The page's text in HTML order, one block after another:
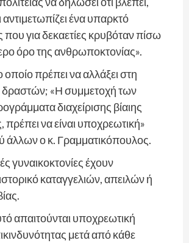
αντιμετωπίζει ένα υπαρκτό
που για δεκαετίες κρυβόταν πίσω
όρο της ανθρωποκτονίας».
οποίο πρέπει να αλλάξει στη
δραστών; «Η συμμετοχή των
διαχείρισης βίαιης
να είναι υποχρεωτική»
άλλων ο κ. Γραμματικόπουλος.
γυναικοκτονίες έχουν
καταγγελιών, απειλών ή
απαιτούνται υποχρεωτική
μετά από κάθε